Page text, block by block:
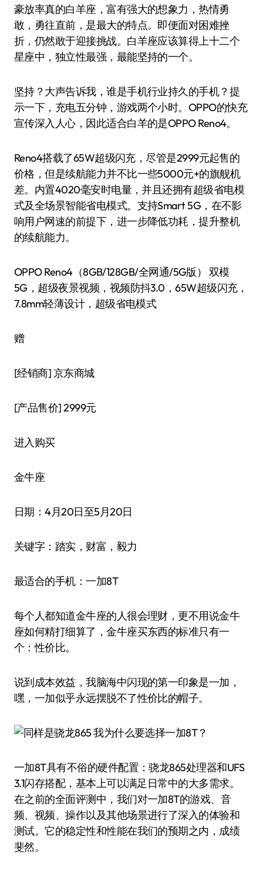
豪放率真的白羊座，富有强大的想象力，热情勇
敢，勇往直前，是最大的特点。即便面对困难挫
折，仍然敢于迎接挑战。白羊座应该算得上十二个
星座中，独立性最强，最能坚持的一个。
坚持？大声告诉我，谁是手机行业持久的手机？提
示一下，充电五分钟，游戏两个小时。OPPO的快充
宣传深入人心，因此适合白羊的是OPPO Reno4。
Reno4搭载了65W超级闪充，尽管是2999元起售的
价格，但是续航能力并不比一些5000元+的旗舰机
差。内置4020毫安时电量，并且还拥有超级省电模
式及全场景智能省电模式。支持Smart 5G，在不影
响用户网速的前提下，进一步降低功耗，提升整机
的续航能力。
OPPO Reno4（8GB/128GB/全网通/5G版） 双模
5G，超级夜景视频，视频防抖3.0，65W超级闪充，
7.8mm轻薄设计，超级省电模式
赠
[经销商]京东商城
[产品售价]2999元
进入购买
金牛座
日期：4月20日至5月20日
关键字：踏实，财富，毅力
最适合的手机：一加8T
每个人都知道金牛座的人很会理财，更不用说金牛
座如何精打细算了，金牛座买东西的标准只有一
个：性价比。
说到成本效益，我脑海中闪现的第一印象是一加，
嘿，一加似乎永远摆脱不了性价比的帽子。
一加8T具有不俗的硬件配置：骁龙865处理器和UFS
3.1闪存搭配，基本上可以满足日常中的大多需求。
在之前的全面评测中，我们对一加8T的游戏、音
频、视频、操作以及其他场景进行了深入的体验和
测试。它的稳定性和性能在我们的预期之内，成绩
斐然。